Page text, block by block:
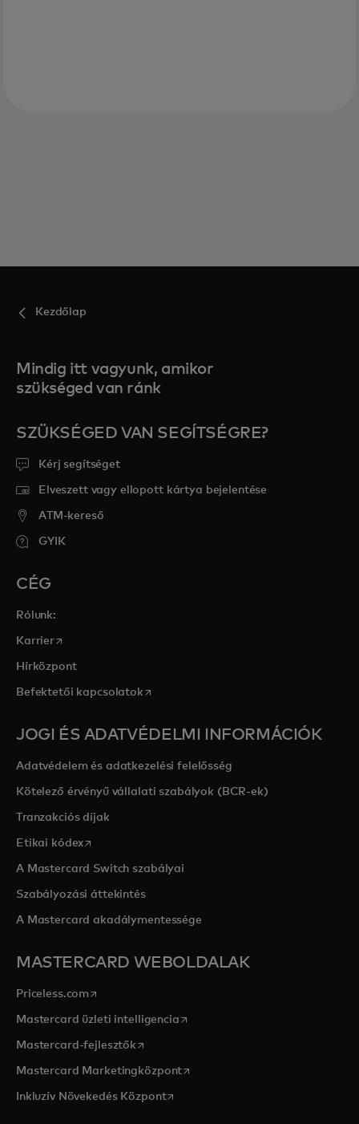
Kezdőlap
Mindig itt vagyunk, amikor
szükséged van ránk
SZÜKSÉGED VAN SEGÍTSÉGRE?
Kérj segítséget
Elveszett vagy ellopott kártya bejelentése
ATM-kereső
GYIK
CÉG
Rólunk:
Karrieropens in a new tab
Hírközpont
Befektetői kapcsolatokopens in a new tab
JOGI ÉS ADATVÉDELMI INFORMÁCIÓK
Adatvédelem és adatkezelési felelősség
Kötelező érvényű vállalati szabályok (BCR-ek)
Tranzakciós díjak
Etikai kódexopens in a new tab
A Mastercard Switch szabályai
Szabályozási áttekintés
A Mastercard akadálymentessége
MASTERCARD WEBOLDALAK
Priceless.com opens in a new tab
Mastercard üzleti intelligenciaopens in a new tab
Mastercard-fejlesztők opens in a new tab
Mastercard Marketingközpontopens in a new tab
Inkluzív Növekedés Központopens in a new tab